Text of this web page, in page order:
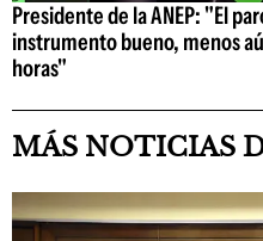
Presidente de la ANEP: "El
instrumento bueno, menos
horas"
MÁS NOTICIAS